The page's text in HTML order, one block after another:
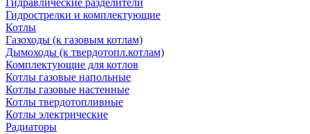
Гидравлические разделители
Гидрострелки и комплектующие
Котлы
Газоходы (к газовым котлам)
Дымоходы (к твердотопл.котлам)
Комплектующие для котлов
Котлы газовые напольные
Котлы газовые настенные
Котлы твердотопливные
Котлы электрические
Радиаторы